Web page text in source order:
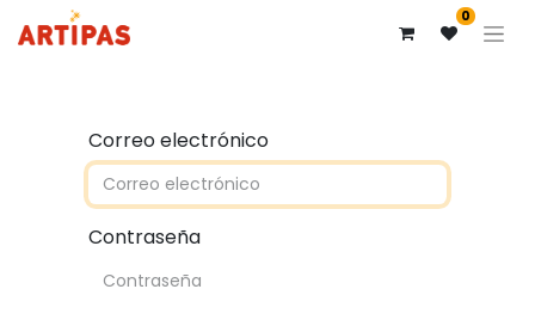
0
Correo electrónico
Contraseña